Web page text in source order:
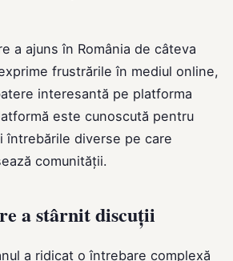
a ajuns în România de câteva
frustrările în mediul online,
interesantă pe platforma
este cunoscută pentru
întrebările diverse pe care
comunității.
a stârnit discuții
a ridicat o întrebare complexă